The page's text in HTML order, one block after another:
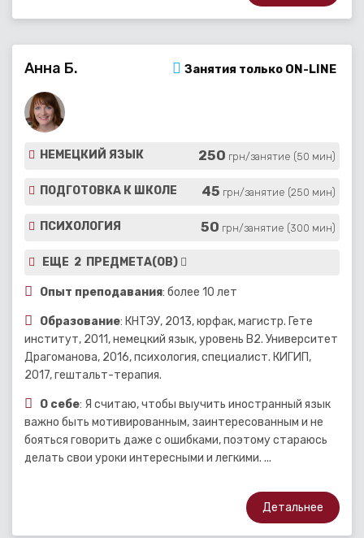
Анна Б. Занятия только ON-LINE
НЕМЕЦКИЙ ЯЗЫК 250 грн/занятие (50 мин)
ПОДГОТОВКА К ШКОЛЕ 45 грн/занятие (250 мин)
ПСИХОЛОГИЯ 50 грн/занятие (300 мин)
ЕЩЕ 2 ПРЕДМЕТА(ОВ)
Опыт преподавания: более 10 лет
Образование: КНТЭУ, 2013, юрфак, магистр. Гете
институт, 2011, немецкий язык, уровень В2. Университет
Драгоманова, 2016, психология, специалист. КИГИП,
2017, гештальт-терапия.
О себе: Я считаю, чтобы выучить иностранный язык
важно быть мотивированным, заинтересованным и не
бояться говорить даже с ошибками, поэтому стараюсь
делать свои уроки интересными и легкими. ...
Детальнее